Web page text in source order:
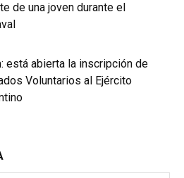
de una joven durante el
está abierta la inscripción de
Voluntarios al Ejército